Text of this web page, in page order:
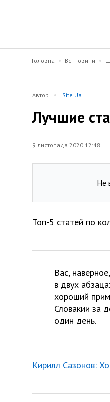
Головна Всі новини
Автор Site Ua
Лучшие
9 листопада 2020 12:48
Не
Топ-5 статей по
Вас,
в двух
хороший
Словакии за
один день.
Кирилл Сазонов: